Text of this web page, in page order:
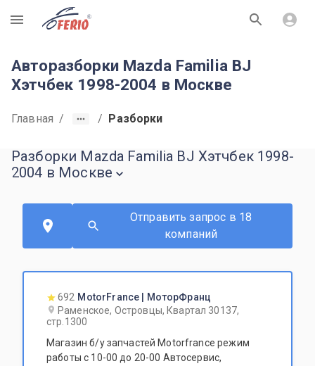
R
Авторазборки Mazda Familia BJ
Хэтчбек 1998-2004 в Москве
Главная / / Разборки
Разборки Mazda Familia BJ Хэтчбек 1998-
2004 в Москве
Отправить запрос в 18
компаний
692 MotorFrance | МоторФранц
Раменское, Островцы, Квартал 30137,
стр.1300
Магазин б/у запчастей Motorfrance режим
работы с 10-00 до 20-00 Автосервис,